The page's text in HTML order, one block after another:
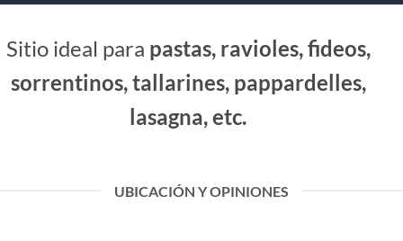
Sitio ideal para pastas, ravioles, fideos,
sorrentinos, tallarines, pappardelles,
lasagna, etc.
UBICACIÓN Y OPINIONES